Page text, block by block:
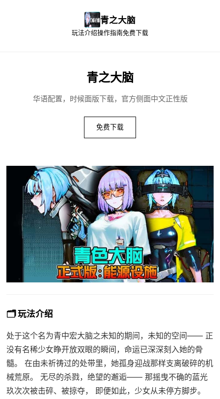
青之大脑
玩法介绍操作指南免费下载
青之大脑
华语配置，时候面版下载，官方侧面中文正性版
免费下载
🗂️ 玩法介绍
处于这个名为青中宏大脑之未知的期间，未知的空间—— 正
没有名稀少女睁开放双眼的瞬间，命运已深深刻入她的骨
髓。 在由未祈祷过的处带里，她孤身迎战那样支离破碎的机
械荒原。 无尽的杀戮，绝望的邂逅—— 那摇曳不确的蓝光
玖次次被击碎、被掠夺， 即便如此，少女从未停方脚步。